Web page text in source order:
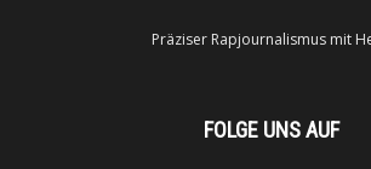
Präziser Rapjournalismus mit
FOLGE UNS AUF